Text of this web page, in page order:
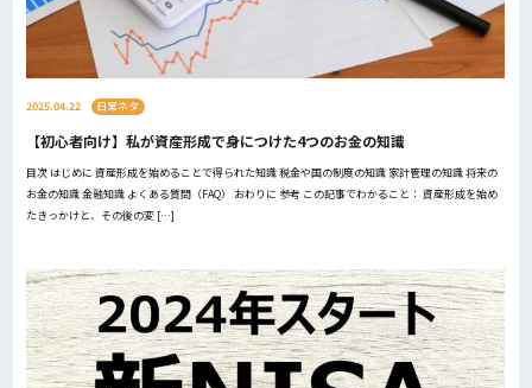
2025.04.22 日常ネタ
【初心者向け】私が資産形成で身につけた4つのお金の知識
目次 はじめに 資産形成を始めることで得られた知識 税金や国の制度の知識 家計管理の知識 将来の
お金の知識 金融知識 よくある質問（FAQ） おわりに 参考 この記事でわかること： 資産形成を始め
たきっかけと、その後の変 […]